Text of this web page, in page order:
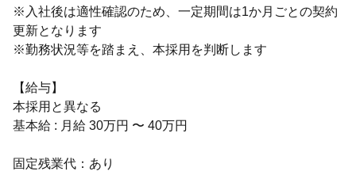
※入社後は適性確認のため、一定期間は1か月ごとの契約
更新となります
※勤務状況等を踏まえ、本採用を判断します
【給与】
本採用と異なる
基本給 : 月給 30万円 〜 40万円
固定残業代：あり